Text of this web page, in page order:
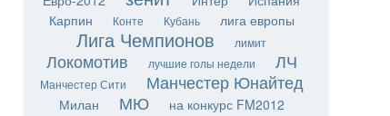
Карпин
Конте Кубань лига европы
Лига Чемпионов лимит
Локомотив лучшие голы недели ЛЧ
Манчестер Сити Манчестер Юнайтед
Милан МЮ на конкурс FM2012